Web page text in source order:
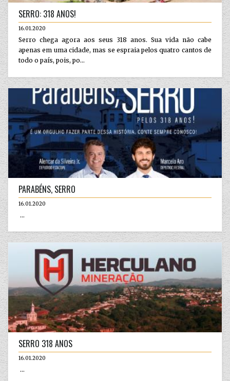
SERRO: 318 ANOS!
16.01.2020
Serro chega agora aos seus 318 anos. Sua vida não cabe
apenas em uma cidade, mas se espraia pelos quatro cantos de
todo o país, pois, po...
PARABÉNS, SERRO
16.01.2020
...
SERRO 318 ANOS
16.01.2020
...